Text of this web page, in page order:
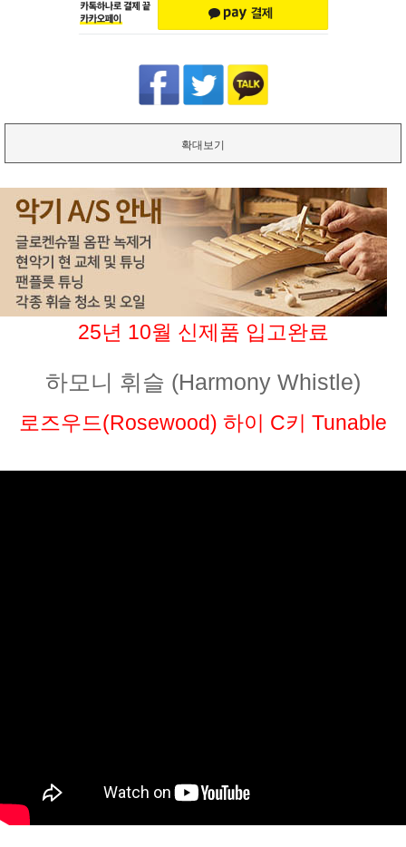
확대보기
25년 10월 신제품 입고완료
하모니 휘슬 (Harmony Whistle)
로즈우드(Rosewood) 하이 C키 Tunable